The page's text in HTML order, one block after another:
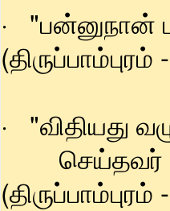
·
(திருப்பாம்புரம்
· "விதியது
(திருப்பாம்புரம்